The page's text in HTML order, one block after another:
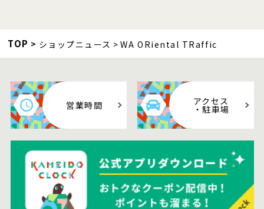
TOP ショップニュース WA ORiental TRaffic
営業時間 アクセス
・駐車場